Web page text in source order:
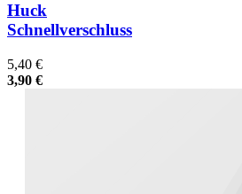
Huck
Schnellverschluss
5,40 €
3,90 €